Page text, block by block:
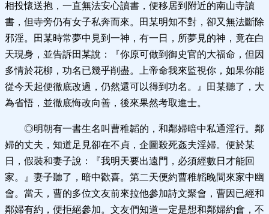
相投懷送抱，一直無法安心讀書，便移居到附近的南山寺讀
書，但寺旁仍有女子私奔而來。田某明知不對，卻又無法斷除
邪淫。田某時常夢中見到一神，有一日，所夢見的神，竟在白
天現身，並告訴田某說：『你原可做到御史官的大福命，但因
多情於花柳，功名已幾乎削盡。上帝命我來監視你，如果你能
從今天起便徹底改過，仍然還可以得到功名。』田某聽了，大
為省悟，並徹底悔改向善，後來果然考取進士。
◎明朝有一書生名叫曹稚韜的，和鄰婦暗中私通淫行。鄰
婦的丈夫，知道足見卻在不貞，企圖殺死姦夫淫婦。便於某
日，假裝和妻子說：『我明天要出遠門，必須經數日才能回
家。』妻子聽了，暗中歡喜。第二天便約曹稚韜晚間來家中幽
會。當天，曹的多位文友前來拉他參加詩文聚會，曹因已經和
鄰婦有約，便拒絕參加。文友們知道一定是想和鄰婦約會，不